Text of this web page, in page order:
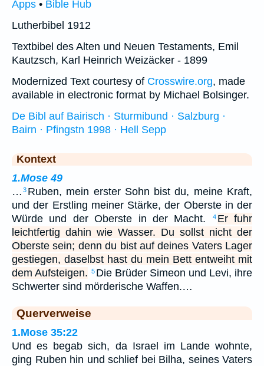
Apps • Bible Hub
Lutherbibel 1912
Textbibel des Alten und Neuen Testaments, Emil
Kautzsch, Karl Heinrich Weizäcker - 1899
Modernized Text courtesy of Crosswire.org, made
available in electronic format by Michael Bolsinger.
De Bibl auf Bairisch · Sturmibund · Salzburg ·
Bairn · Pfingstn 1998 · Hell Sepp
Kontext
1.Mose 49
… 3 Ruben, mein erster Sohn bist du, meine Kraft,
und der Erstling meiner Stärke, der Oberste in der
Würde und der Oberste in der Macht.
4 Er fuhr
leichtfertig dahin wie Wasser. Du sollst nicht der
Oberste sein; denn du bist auf deines Vaters Lager
gestiegen, daselbst hast du mein Bett entweiht mit
dem Aufsteigen. 5 Die Brüder Simeon und Levi, ihre
Schwerter sind mörderische Waffen.…
Querverweise
1.Mose 35:22
Und es begab sich, da Israel im Lande wohnte,
ging Ruben hin und schlief bei Bilha, seines Vaters